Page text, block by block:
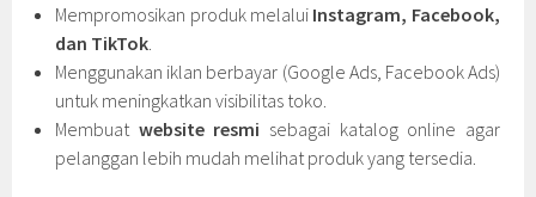
Mempromosikan produk melalui Instagram, Facebook,
dan TikTok.
Menggunakan iklan berbayar (Google Ads, Facebook Ads)
untuk meningkatkan visibilitas toko.
Membuat website resmi sebagai katalog online agar
pelanggan lebih mudah melihat produk yang tersedia.